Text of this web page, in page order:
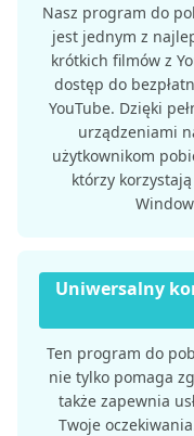
Nasz program do
jest jednym z
krótkich filmów z
dostęp do
YouTube. Dzięki
urządzeniami
użytkownikom
którzy
Uniwersalny
Ten program do
nie tylko pomaga
także zapewnia
Twoje